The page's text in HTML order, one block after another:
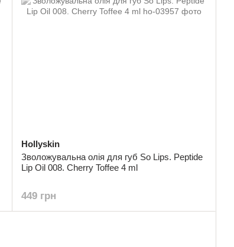
Hollyskin
Зволожувальна олія для губ So Lips. Peptide
Lip Oil 008. Cherry Toffee 4 ml
449 грн